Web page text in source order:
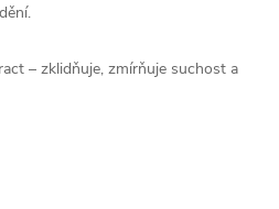
– zklidňuje, zmírňuje suchost a